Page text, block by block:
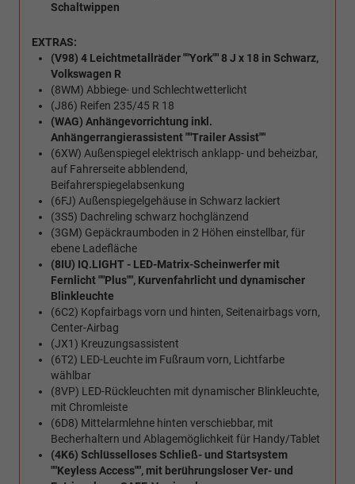
Schaltwippen
EXTRAS:
(V98) 4 Leichtmetallräder ""York"" 8 J x 18 in Schwarz,
Volkswagen R
(8WM) Abbiege- und Schlechtwetterlicht
(J86) Reifen 235/45 R 18
(WAG) Anhängevorrichtung inkl.
Anhängerrangierassistent ""Trailer Assist""
(6XW) Außenspiegel elektrisch anklapp- und beheizbar,
auf Fahrerseite abblendend,
Beifahrerspiegelabsenkung
(6FJ) Außenspiegelgehäuse in Schwarz lackiert
(3S5) Dachreling schwarz hochglänzend
(3GM) Gepäckraumboden in 2 Höhen einstellbar, für
ebene Ladefläche
(8IU) IQ.LIGHT - LED-Matrix-Scheinwerfer mit
Fernlicht ""Plus"", Kurvenfahrlicht und dynamischer
Blinkleuchte
(6C2) Kopfairbags vorn und hinten, Seitenairbags vorn,
Center-Airbag
(JX1) Kreuzungsassistent
(6T2) LED-Leuchte im Fußraum vorn, Lichtfarbe
wählbar
(8VP) LED-Rückleuchten mit dynamischer Blinkleuchte,
mit Chromleiste
(6D8) Mittelarmlehne hinten verschiebbar, mit
Becherhaltern und Ablagemöglichkeit für Handy/Tablet
(4K6) Schlüsselloses Schließ- und Startsystem
""Keyless Access"", mit berührungsloser Ver- und